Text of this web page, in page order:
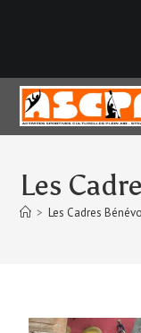
Les
> Les Cadres